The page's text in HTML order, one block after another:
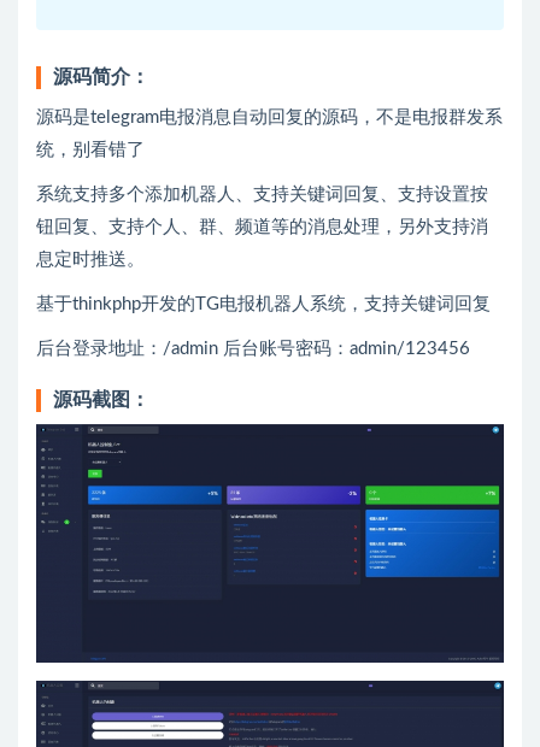
源码简介：
源码是telegram电报消息自动回复的源码，不是电报群发系
统，别看错了
系统支持多个添加机器人、支持关键词回复、支持设置按
钮回复、支持个人、群、频道等的消息处理，另外支持消
息定时推送。
基于thinkphp开发的TG电报机器人系统，支持关键词回复
后台登录地址：/admin 后台账号密码：admin/123456
源码截图：